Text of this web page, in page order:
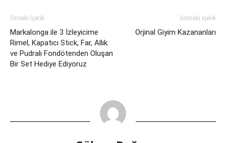
Önceki İçerik
Markalonga ile 3 İzleyicime
Rimel, Kapatıcı Stick, Far, Allık
ve Pudralı Fondötenden Oluşan
Bir Set Hediye Ediyoruz
Sonraki İçerik
Orjinal Giyim Kazananları